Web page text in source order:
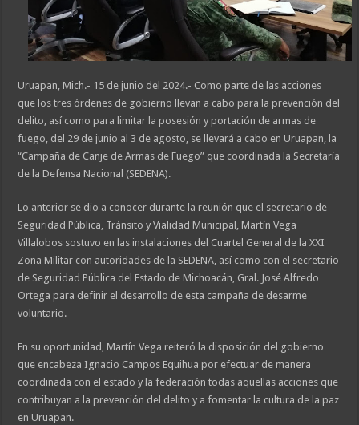
Uruapan, Mich.- 15 de junio del 2024.- Como parte de las acciones
que los tres órdenes de gobierno llevan a cabo para la prevención del
delito, así como para limitar la posesión y portación de armas de
fuego, del 29 de junio al 3 de agosto, se llevará a cabo en Uruapan, la
“Campaña de Canje de Armas de Fuego” que coordinada la Secretaría
de la Defensa Nacional (SEDENA).
Lo anterior se dio a conocer durante la reunión que el secretario de
Seguridad Pública, Tránsito y Vialidad Municipal, Martín Vega
Villalobos sostuvo en las instalaciones del Cuartel General de la XXI
Zona Militar con autoridades de la SEDENA, así como con el secretario
de Seguridad Pública del Estado de Michoacán, Gral. José Alfredo
Ortega para definir el desarrollo de esta campaña de desarme
voluntario.
En su oportunidad, Martín Vega reiteró la disposición del gobierno
que encabeza Ignacio Campos Equihua por efectuar de manera
coordinada con el estado y la federación todas aquellas acciones que
contribuyan a la prevención del delito y a fomentar la cultura de la paz
en Uruapan.